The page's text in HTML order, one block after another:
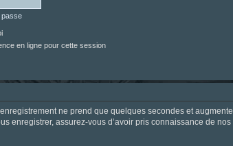
passe
en ligne pour cette session
ne prend que quelques secondes et
enregistrer, assurez-vous d’avoir pris connaissance de